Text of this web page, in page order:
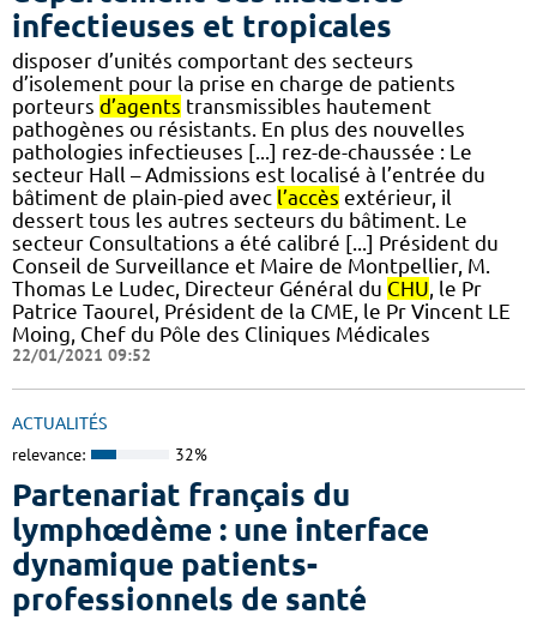
infectieuses et tropicales
disposer d’unités comportant des secteurs
d’isolement pour la prise en charge de patients
porteurs d’agents transmissibles hautement
pathogènes ou résistants. En plus des nouvelles
pathologies infectieuses [...] rez-de-chaussée : Le
secteur Hall – Admissions est localisé à l’entrée du
bâtiment de plain-pied avec l’accès extérieur, il
dessert tous les autres secteurs du bâtiment. Le
secteur Consultations a été calibré [...] Président du
Conseil de Surveillance et Maire de Montpellier, M.
Thomas Le Ludec, Directeur Général du CHU, le Pr
Patrice Taourel, Président de la CME, le Pr Vincent LE
Moing, Chef du Pôle des Cliniques Médicales
22/01/2021 09:52
ACTUALITÉS
relevance: 32%
Partenariat français du
lymphœdème : une interface
dynamique patients-
professionnels de santé